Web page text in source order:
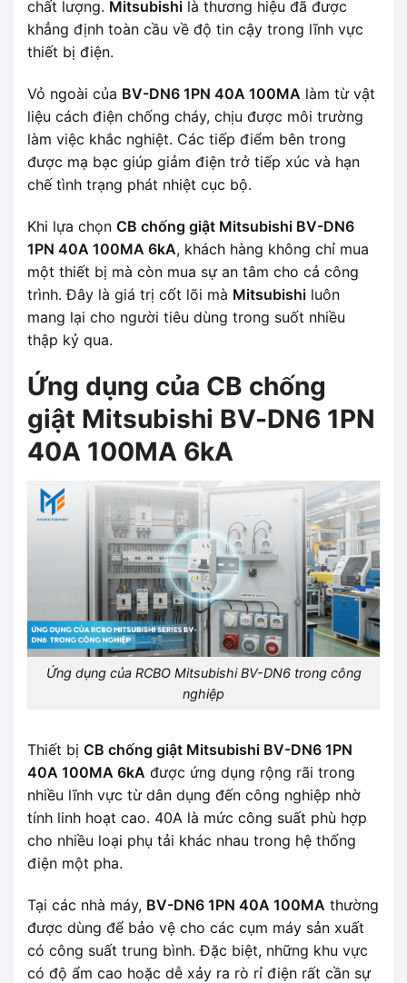
chất lượng. Mitsubishi là thương hiệu đã được
khẳng định toàn cầu về độ tin cậy trong lĩnh vực
thiết bị điện.
Vỏ ngoài của BV-DN6 1PN 40A 100MA làm từ vật
liệu cách điện chống cháy, chịu được môi trường
làm việc khắc nghiệt. Các tiếp điểm bên trong
được mạ bạc giúp giảm điện trở tiếp xúc và hạn
chế tình trạng phát nhiệt cục bộ.
Khi lựa chọn CB chống giật Mitsubishi BV-DN6
1PN 40A 100MA 6kA, khách hàng không chỉ mua
một thiết bị mà còn mua sự an tâm cho cả công
trình. Đây là giá trị cốt lõi mà Mitsubishi luôn
mang lại cho người tiêu dùng trong suốt nhiều
thập kỷ qua.
Ứng dụng của CB chống
giật Mitsubishi BV-DN6 1PN
40A 100MA 6kA
Ứng dụng của RCBO Mitsubishi BV-DN6 trong công
nghiệp
Thiết bị CB chống giật Mitsubishi BV-DN6 1PN
40A 100MA 6kA được ứng dụng rộng rãi trong
nhiều lĩnh vực từ dân dụng đến công nghiệp nhờ
tính linh hoạt cao. 40A là mức công suất phù hợp
cho nhiều loại phụ tải khác nhau trong hệ thống
điện một pha.
Tại các nhà máy, BV-DN6 1PN 40A 100MA thường
được dùng để bảo vệ cho các cụm máy sản xuất
có công suất trung bình. Đặc biệt, những khu vực
có độ ẩm cao hoặc dễ xảy ra rò rỉ điện rất cần sự